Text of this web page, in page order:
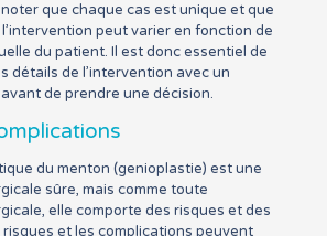
que chaque cas est unique et que
peut varier en fonction de
du patient. Il est donc essentiel de
détails de l’intervention avec un
de prendre une décision.
du menton (genioplastie) est une
sûre, mais comme toute
elle comporte des risques et des
et les complications peuvent